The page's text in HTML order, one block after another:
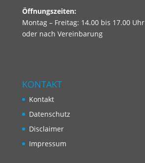
Öffnungszeiten:
Montag – Freitag: 14.00 bis 17.00 Uhr
oder nach Vereinbarung
KONTAKT
Kontakt
Datenschutz
Disclaimer
Impressum